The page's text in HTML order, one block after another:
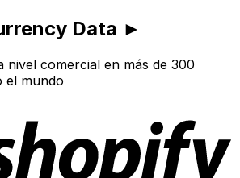
Data ►
nivel comercial en más de 300
el mundo